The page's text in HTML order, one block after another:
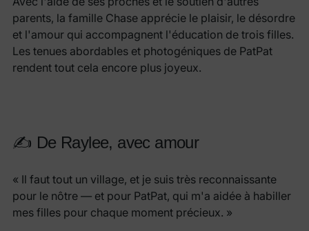
parents, la famille Chase apprécie le plaisir, le désordre
et l'amour qui accompagnent l'éducation de trois filles.
Les tenues abordables et photogéniques de PatPat
rendent tout cela encore plus joyeux.
✍️ De Raylee, avec amour
« Il faut tout un village, et je suis très reconnaissante
pour le nôtre — et pour PatPat, qui m'a aidée à habiller
mes filles pour chaque moment précieux. »